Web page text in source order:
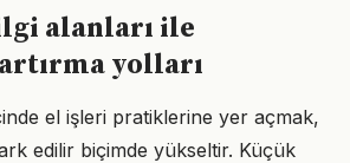
alanları ile
yolları
el işleri pratiklerine yer açmak,
edilir biçimde yükseltir. Küçük